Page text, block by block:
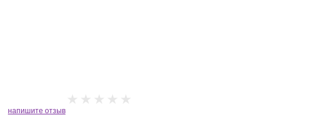
напишите отзыв